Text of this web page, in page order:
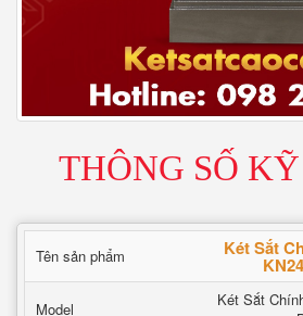
THÔNG SỐ
Tên sản phẩm Két Sắt
Model
Két Sắt